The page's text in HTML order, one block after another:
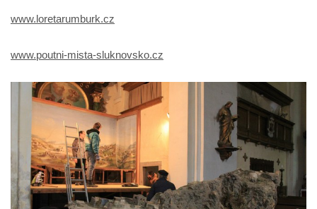
www.loretarumburk.cz
www.poutni-mista-sluknovsko.cz